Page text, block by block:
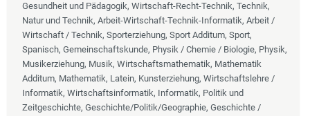
Gesundheit und Pädagogik, Wirtschaft-Recht-Technik, Technik,
Natur und Technik, Arbeit-Wirtschaft-Technik-Informatik, Arbeit /
Wirtschaft / Technik, Sporterziehung, Sport Additum, Sport,
Spanisch, Gemeinschaftskunde, Physik / Chemie / Biologie, Physik,
Musikerziehung, Musik, Wirtschaftsmathematik, Mathematik
Additum, Mathematik, Latein, Kunsterziehung, Wirtschaftslehre /
Informatik, Wirtschaftsinformatik, Informatik, Politik und
Zeitgeschichte, Geschichte/Politik/Geographie, Geschichte /